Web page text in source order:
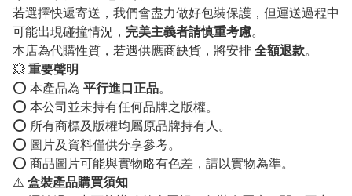
若選擇快遞寄送，我們會盡力做好包裝保護，但運送過程中
可能出現碰撞情況， 完美主義者請慎重考慮。
本店為代購性質，若遇供應商缺貨，將安排 全額退款。
💥 重要聲明
⭕️ 本產品為 平行進口正品。
⭕️ 本公司並未持有任何品牌之版權。
⭕️ 所有商標及版權均屬原品牌持有人。
⭕️ 圖片及資料僅供分享參考。
⭕️ 商品圖片可能與實物略有色差，請以實物為準。
⚠️ 盒裝產品購買須知